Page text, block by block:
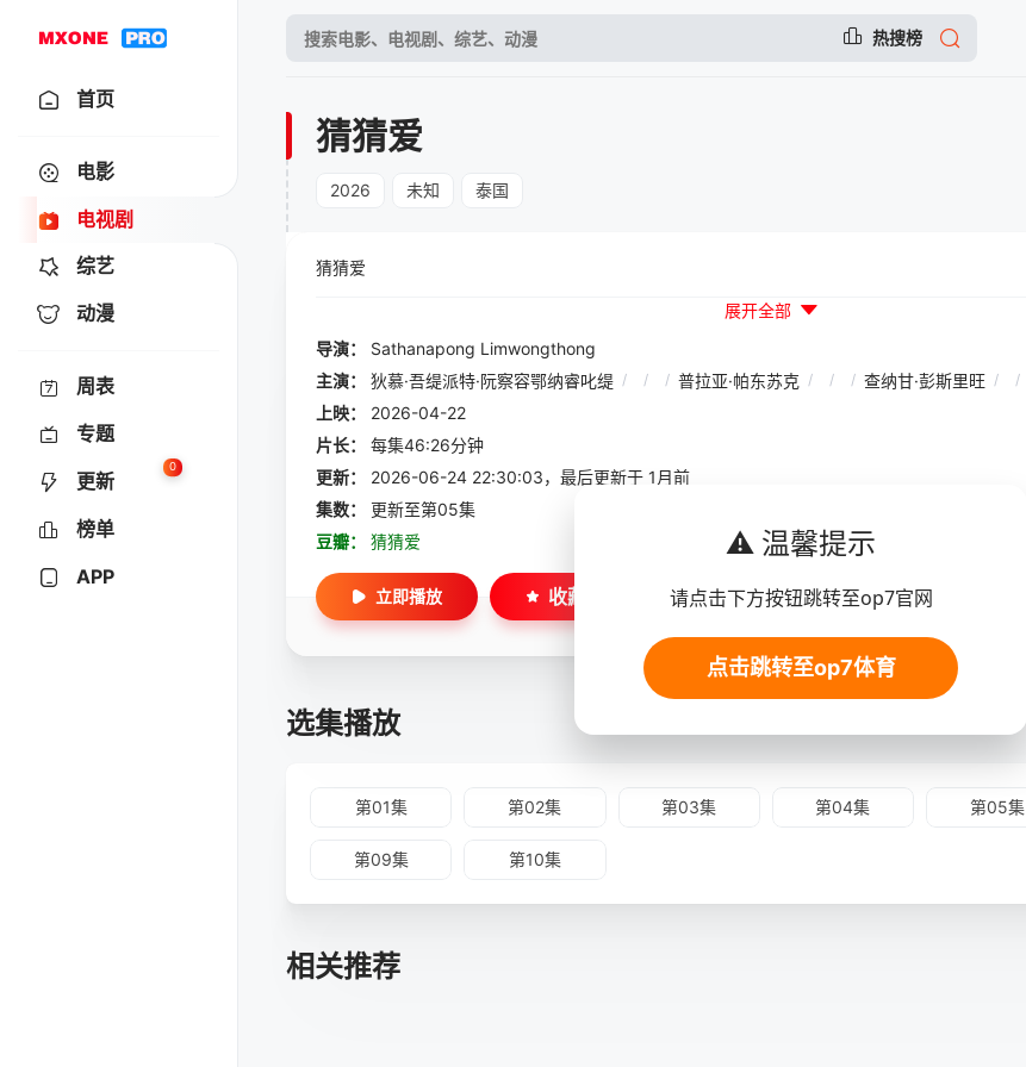
热搜榜
首页
电影
电视剧
综艺
动漫
周表
专题
更新
0
榜单
APP
猜猜爱
2026 未知 泰国
猜猜爱
展开全部
导演：
Sathanapong Limwongthong
主演：
狄慕·吾缇派特·阮察容鄂纳睿叱缇 / / / 普拉亚·帕东苏克 / / / 查纳甘·彭斯里旺 / /
上映：
2026-04-22
片长：
每集46:26分钟
更新：
2026-06-24 22:30:03，最后更新于 1月前
集数：
更新至第05集
豆瓣：
猜猜爱
立即播放 收藏
选集播放
第01集 第02集 第03集 第04集 第05集
第09集 第10集
相关推荐
⚠️ 温馨提示
请点击下方按钮跳转至op7官网
点击跳转至op7体育